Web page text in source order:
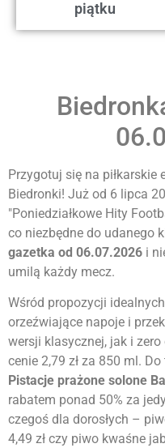
piątku
Przygotuj się na
Biedronki! Już od 6 lipca
"Poniedziałkowe Hity
co niezbędne do udanego
gazetka od 06.07.2026 i
umilą każdy mecz.
Wśród propozycji
orzeźwiające napoje i
wersji klasycznej, jak i
cenie 2,79 zł za 850 ml.
Pistacje prażone solone
rabatem ponad 50% za
czegoś dla dorosłych –
4,49 zł czy piwo kwaśne